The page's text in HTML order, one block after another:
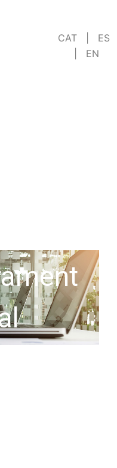
CAT
ES
EN